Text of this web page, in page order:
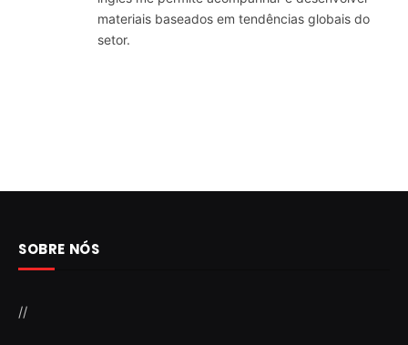
materiais baseados em tendências globais do
setor.
SOBRE NÓS
//